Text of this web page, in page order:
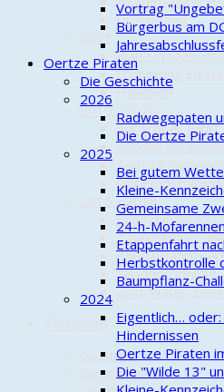
Lichterfahrt
Blaue Wolken
Eroberung
Hohoho!!!
2019 - 2020
Auf großer Fahrt
Wieder auf
24-h-Mofarennen
2015 - 2018
Erkundungsfahrt
Tourenfahrer
Kontrollfahrt
Saisoneröffnung
Cold-Water-
Tourismus
Gasthaus
Campingplatz
Vortrag
Bürgerbus am
Oertze Piraten
Die Geschichte
2026
Radwegepaten
Die Oertze
2025
Bei gutem
Kleine-
Gemeinsame
24-h-
Etappenfahrt
Herbstkontrolle
Baumpflanz-
2024
Eigentlich…
Hindernissen
Oertze Piraten
Die "Wilde 13"